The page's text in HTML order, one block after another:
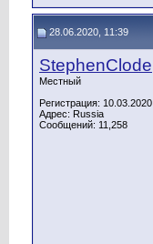
28.06.2020, 11:39
StephenClode
Местный
Регистрация: 10.03.2020
Адрес: Russia
Сообщений: 11,258